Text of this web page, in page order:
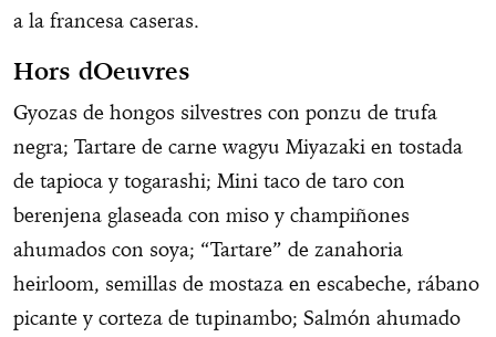
a la francesa caseras.
Hors dOeuvres
Gyozas de hongos silvestres con ponzu de trufa
negra; Tartare de carne wagyu Miyazaki en tostada
de tapioca y togarashi; Mini taco de taro con
berenjena glaseada con miso y champiñones
ahumados con soya; “Tartare” de zanahoria
heirloom, semillas de mostaza en escabeche, rábano
picante y corteza de tupinambo; Salmón ahumado